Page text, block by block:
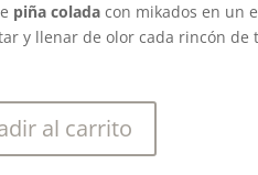
piña coladacon mikados en un
y llenar de olor cada rincón de
al carrito